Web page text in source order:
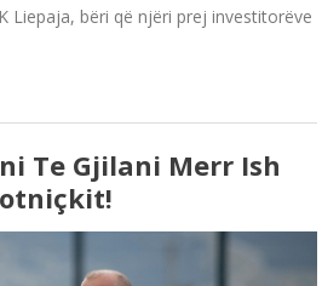
Liepaja, bëri që njëri prej investitorëve
Te Gjilani Merr Ish